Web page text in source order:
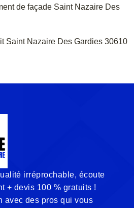
de façade Saint Nazaire Des
Saint Nazaire Des Gardies 30610
irréprochable, écoute
+ devis 100 % gratuits !
avec des pros qui vous